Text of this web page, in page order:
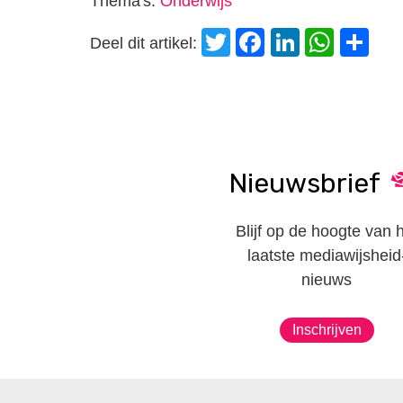
Deel dit artikel: Twitter
Facebook
LinkedIn
Nieuwsbrief
Blijf op de hoogte van
laatste
nieuws
Inschrijven